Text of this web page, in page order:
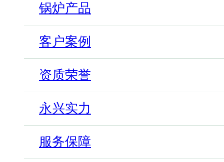
锅炉产品
客户案例
资质荣誉
永兴实力
服务保障